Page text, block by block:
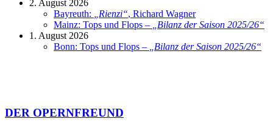
2. August 2026
Bayreuth:
Rienzi“, Richard Wagner
Mainz: Tops und Flops –
Bilanz der Saison 2025/26“
1. August 2026
Bonn: Tops und Flops –
Bilanz der Saison 2025/26“
DER OPERNFREUND